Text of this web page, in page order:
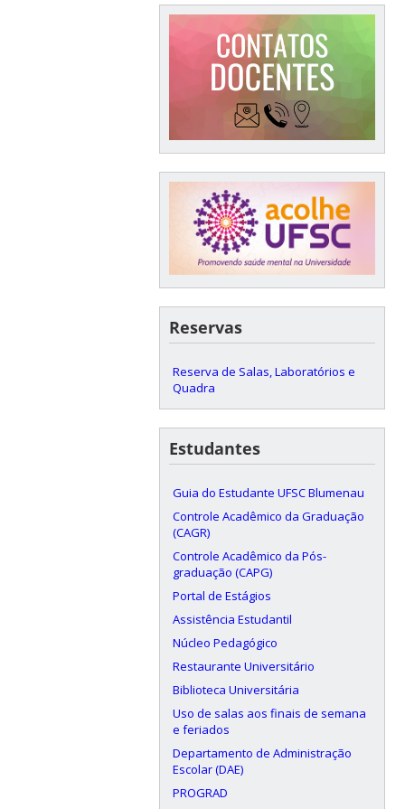
Reservas
Reserva de Salas, Laboratórios e
Quadra
Estudantes
Guia do Estudante UFSC Blumenau
Controle Acadêmico da Graduação
(CAGR)
Controle Acadêmico da Pós-
graduação (CAPG)
Portal de Estágios
Assistência Estudantil
Núcleo Pedagógico
Restaurante Universitário
Biblioteca Universitária
Uso de salas aos finais de semana
e feriados
Departamento de Administração
Escolar (DAE)
PROGRAD